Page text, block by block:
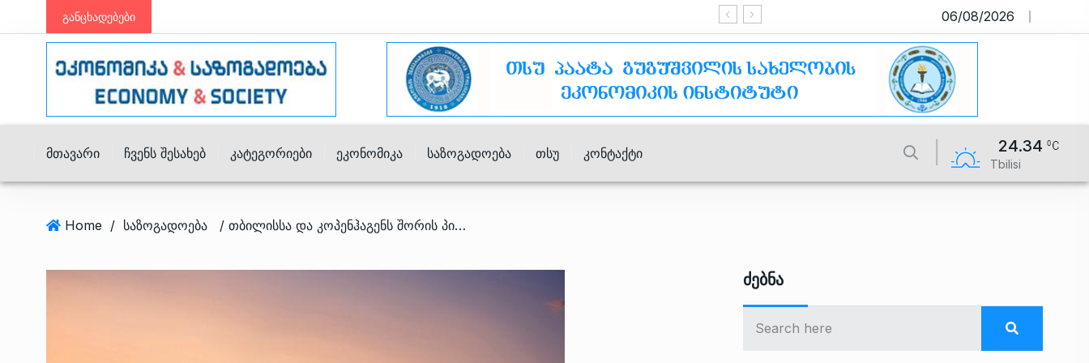
განცხადებები საიტი მუშაობს სატესტო რეჟიმში
06/08/2026
Მთავარი Ჩვენს Შესახებ Კატეგორიები Ეკონომიკა Საზოგადოება Თსუ Კონტაქტი 24.34
Tbilisi
Home / საზოგადოება / თბილისსა და კოპენჰაგენს შორის პირდაპირი ფრენები იწყება – როგორია ტურიზმის სტატისტიკა დანიიდან?
Ძებნა